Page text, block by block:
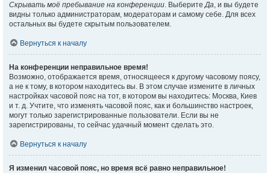
Скрывать моё пребывание на конференции. ВыберитеДа, и вы будете
видны только администраторам, модераторам и самому себе. Для всех
остальных вы будете скрытым пользователем.
Вернуться к началу
На конференции неправильное время!
Возможно, отображается время, относящееся к другому часовому поясу,
а не к тому, в котором находитесь вы. В этом случае измените в личных
настройках часовой пояс на тот, в котором вы находитесь: Москва, Киев
и т. д. Учтите, что изменять часовой пояс, как и большинство настроек,
могут только зарегистрированные пользователи. Если вы не
зарегистрированы, то сейчас удачный момент сделать это.
Вернуться к началу
Я изменил часовой пояс, но время всё равно неправильное!